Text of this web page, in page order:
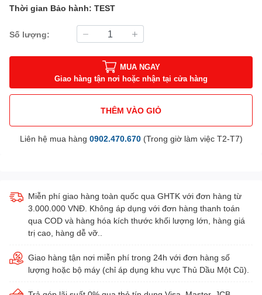
Thời gian Bảo hành: TEST
Số lượng:
MUA NGAY
Giao hàng tận nơi hoặc nhận tại cửa hàng
THÊM VÀO GIỎ
Liên hệ mua hàng 0902.470.670(Trong giờ làm việc T2-T7)
Miễn phí giao hàng toàn quốc qua GHTK với đơn hàng từ
3.000.000 VNĐ. Không áp dụng với đơn hàng thanh toán
qua COD và hàng hóa kích thước khối lượng lớn, hàng giá
trị cao, hàng dễ vỡ..
Giao hàng tận nơi miễn phí trong 24h với đơn hàng số
lượng hoặc bộ máy (chỉ áp dụng khu vực Thủ Dầu Một Cũ).